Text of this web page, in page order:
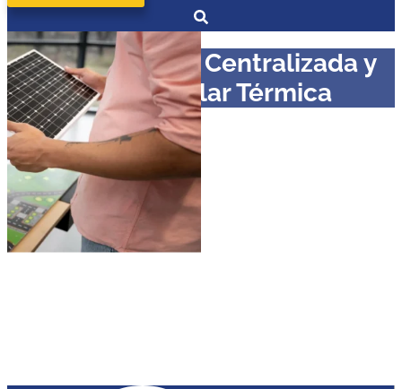
Máster en ACS Centralizada y
Energía Solar Térmica